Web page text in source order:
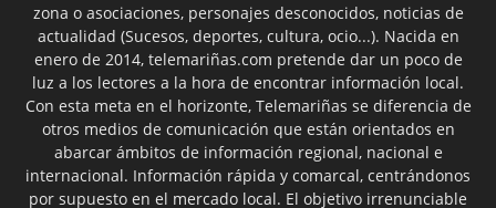
zona o asociaciones, personajes desconocidos, noticias de
actualidad (Sucesos, deportes, cultura, ocio...). Nacida en
enero de 2014, telemariñas.com pretende dar un poco de
luz a los lectores a la hora de encontrar información local.
Con esta meta en el horizonte, Telemariñas se diferencia de
otros medios de comunicación que están orientados en
abarcar ámbitos de información regional, nacional e
internacional. Información rápida y comarcal, centrándonos
por supuesto en el mercado local. El objetivo irrenunciable